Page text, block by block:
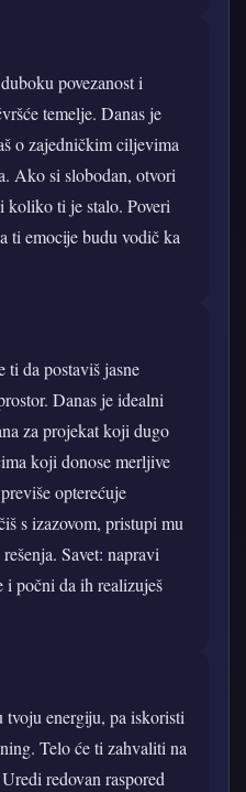
povezanost i
temelje. Danas je
o zajedničkim ciljevima
Ako si slobodan, otvori
koliko ti je stalo. Poveri
ti emocije budu vodič ka
ti da postaviš jasne
Danas je idealni
za projekat koji dugo
koji donose merljive
opterećuje
s izazovom, pristupi mu
Savet: napravi
i počni da ih realizuješ
energiju, pa iskoristi
Telo će ti zahvaliti na
redovan raspored